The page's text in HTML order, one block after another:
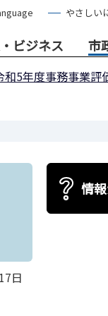
やさしい
ビジネス 市
和5年度事務事業評
日
情